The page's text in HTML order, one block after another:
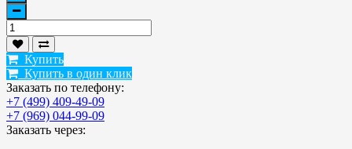
Купить
Купить в один клик
Заказать по телефону:
+7 (499) 409-49-09
+7 (969) 044-99-09
Заказать через: